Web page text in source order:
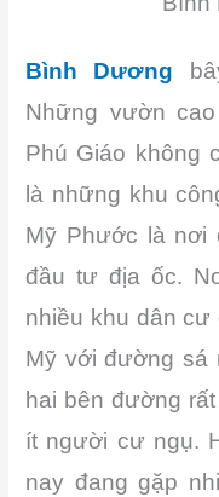
Bình Dương
Những vườn
Phú Giáo không
là những khu
Mỹ Phước là nơi
đầu tư địa ốc.
nhiều khu dân
Mỹ với đường sá
hai bên đường
ít người cư ngụ.
nay đang gặp